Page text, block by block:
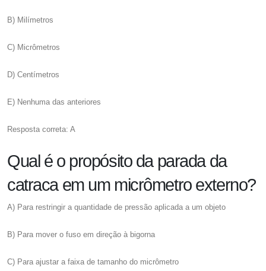
B) Milímetros
C) Micrômetros
D) Centímetros
E) Nenhuma das anteriores
Resposta correta: A
Qual é o propósito da parada da
catraca em um micrômetro externo?
A) Para restringir a quantidade de pressão aplicada a um objeto
B) Para mover o fuso em direção à bigorna
C) Para ajustar a faixa de tamanho do micrômetro